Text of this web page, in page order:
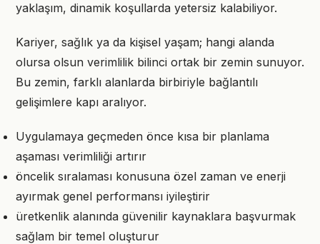
yaklaşım, dinamik koşullarda yetersiz kalabiliyor.
Kariyer, sağlık ya da kişisel yaşam; hangi alanda
olursa olsun verimlilik bilinci ortak bir zemin sunuyor.
Bu zemin, farklı alanlarda birbiriyle bağlantılı
gelişimlere kapı aralıyor.
Uygulamaya geçmeden önce kısa bir planlama
aşaması verimliliği artırır
öncelik sıralaması konusuna özel zaman ve enerji
ayırmak genel performansı iyileştirir
üretkenlik alanında güvenilir kaynaklara başvurmak
sağlam bir temel oluşturur